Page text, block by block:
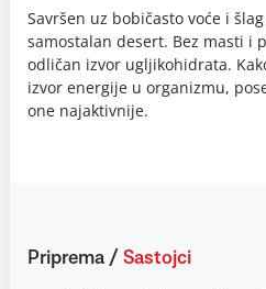
Savršen uz bobičasto voće i
samostalan desert. Bez masti i
odličan izvor ugljikohidrata.
izvor energije u organizmu,
one najaktivnije.
Priprema / Sastojci